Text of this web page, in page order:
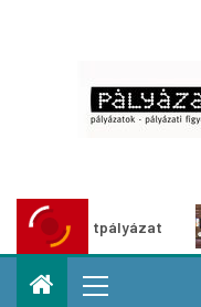
ötletpályázat